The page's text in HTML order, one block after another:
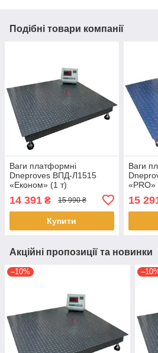
Подібні товари компанії
Ваги платформні
Dneproves ВПД-Л1515
«Економ» (1 т)
14 391 ₴ 15 990 ₴
Купити
Ваги
«PRO»
15
Акційні пропозиції та новинки
–10%